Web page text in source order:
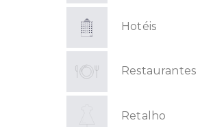
Hotéis
Restaurantes
Retalho